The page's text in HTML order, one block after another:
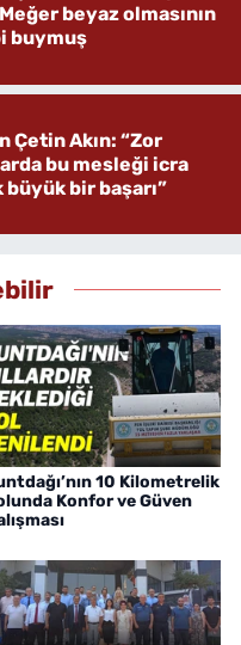
beyaz olmasının
buymuş
Çetin Akın: “Zor
bu mesleği icra
bir başarı”
10 Kilometrelik
Konfor ve Güven